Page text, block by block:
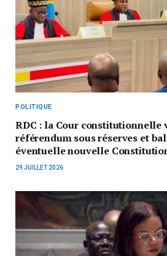
POLITIQUE
RDC : la Cour constitutionnelle
référendum sous réserves et
éventuelle nouvelle
29 JUILLET 2026